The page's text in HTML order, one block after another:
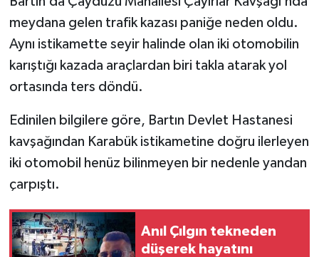
meydana gelen trafik kazası paniğe neden oldu.
Aynı istikamette seyir halinde olan iki otomobilin
karıştığı kazada araçlardan biri takla atarak yol
ortasında ters döndü.
Edinilen bilgilere göre, Bartın Devlet Hastanesi
kavşağından Karabük istikametine doğru ilerleyen
iki otomobil henüz bilinmeyen bir nedenle yandan
çarpıştı.
Anıl Çılgın tekneden
düşerek hayatını